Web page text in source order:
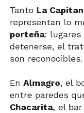
Tanto La
representan lo
porteña: lugares
detenerse, el
son reconocibles.
En Almagro, el
entre paredes
Chacarita, el